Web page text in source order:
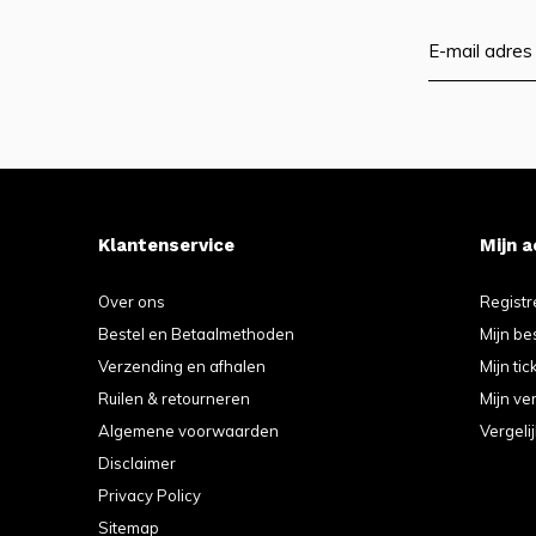
Klantenservice
Over ons
Bestel en Betaalmethoden
Verzending en afhalen
Ruilen & retourneren
Algemene voorwaarden
Disclaimer
Privacy Policy
Sitemap
Mijn
Mijn
Mijn
Mijn